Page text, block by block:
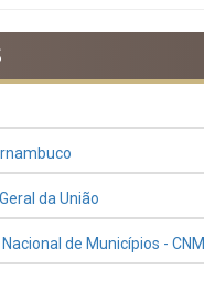
da União
de Municípios - CNM